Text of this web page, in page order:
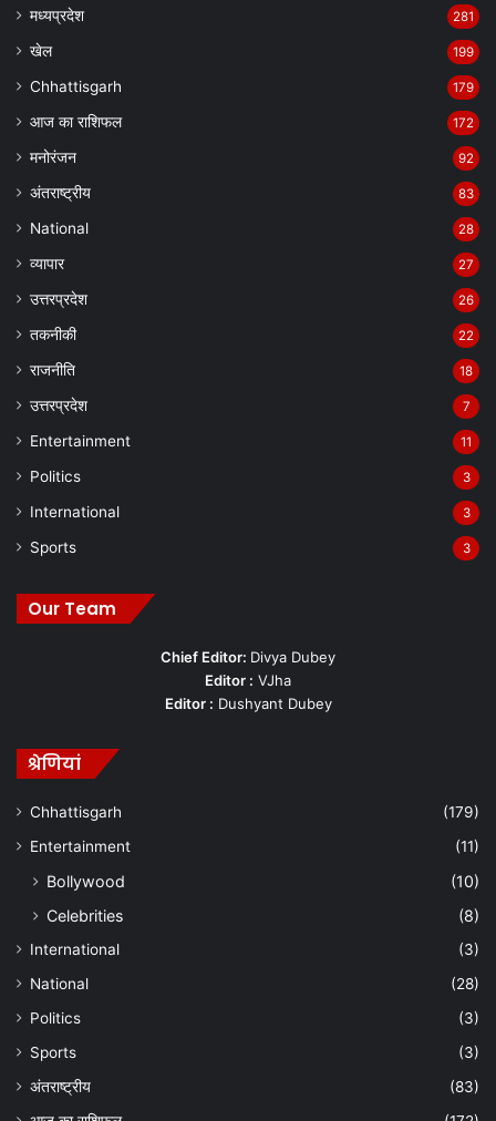
मध्यप्रदेश 281
खेल 199
Chhattisgarh 179
आज का राशिफल 172
मनोरंजन 92
अंतराष्ट्रीय 83
National 28
व्यापार 27
उत्तरप्रदेश 26
तकनीकी 22
राजनीति 18
उत्तरप्रदेश 7
Entertainment 11
Politics 3
International 3
Sports 3
Our Team
Chief Editor: Divya Dubey
Editor : VJha
Editor : Dushyant Dubey
श्रेणियां
Chhattisgarh
(179)
Entertainment
(11)
Bollywood
(10)
Celebrities
(8)
International
(3)
National
(28)
Politics
(3)
Sports
(3)
अंतराष्ट्रीय
(83)